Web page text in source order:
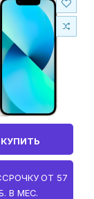
КУПИТЬ
ОТ 57
В МЕС.